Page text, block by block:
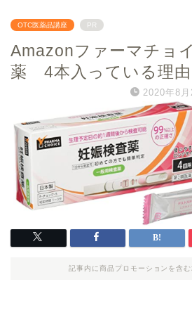
OTC医薬品講座 PR
Amazonファーマチョ
薬 4本入っている理由
2020年8月
記事内に商品プロモーションを含